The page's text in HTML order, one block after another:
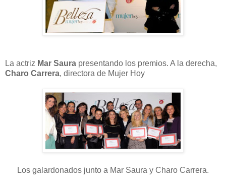
La actriz Mar Saura presentando los premios. A la derecha,
Charo Carrera, directora de Mujer Hoy
Los galardonados junto a Mar Saura y Charo Carrera.